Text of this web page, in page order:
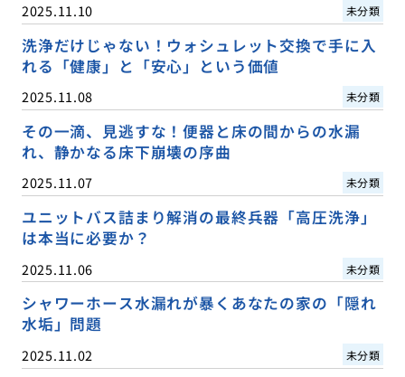
2025.11.10 未分類
洗浄だけじゃない！ウォシュレット交換で手に入
れる「健康」と「安心」という価値
2025.11.08 未分類
その一滴、見逃すな！便器と床の間からの水漏
れ、静かなる床下崩壊の序曲
2025.11.07 未分類
ユニットバス詰まり解消の最終兵器「高圧洗浄」
は本当に必要か？
2025.11.06 未分類
シャワーホース水漏れが暴くあなたの家の「隠れ
水垢」問題
2025.11.02 未分類